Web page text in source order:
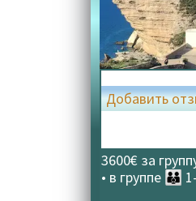
3600€ за
• в группе 👪
Добавить